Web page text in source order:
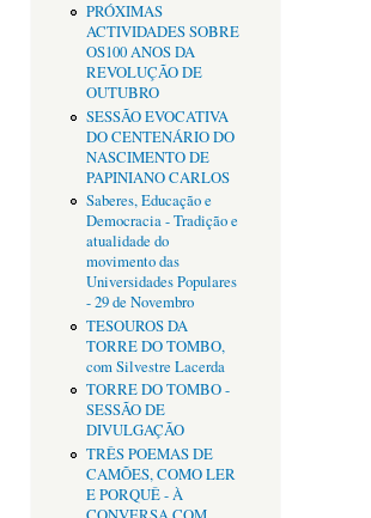
PRÓXIMAS
ACTIVIDADES SOBRE
OS100 ANOS DA
REVOLUÇÃO DE
OUTUBRO
SESSÃO EVOCATIVA
DO CENTENÁRIO DO
NASCIMENTO DE
PAPINIANO CARLOS
Saberes, Educação e
Democracia - Tradição e
atualidade do
movimento das
Universidades Populares
- 29 de Novembro
TESOUROS DA
TORRE DO TOMBO,
com Silvestre Lacerda
TORRE DO TOMBO -
SESSÃO DE
DIVULGAÇÃO
TRÊS POEMAS DE
CAMÕES, COMO LER
E PORQUÊ - À